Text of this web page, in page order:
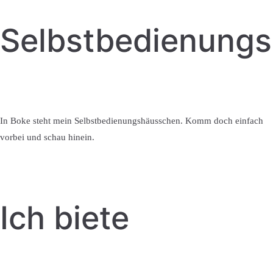
In Boke steht mein Selbstbedienungshäusschen. Komm doch einfach
vorbei und schau hinein.
Ich biete